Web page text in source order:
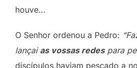
houve…
O Senhor ordenou a Pedro:
lançai as vossas redespara
discípulos haviam pescado a